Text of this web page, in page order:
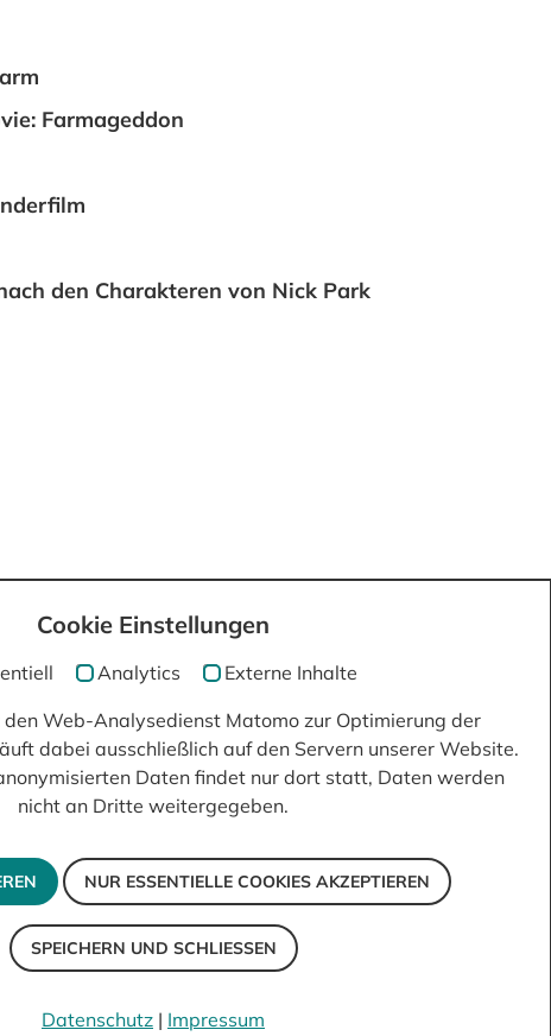
Farmageddon
den Charakteren von Nick Park
Cookie Einstellungen
Analytics Externe Inhalte
Web-Analysedienst Matomo zur Optimierung der
dabei ausschließlich auf den Servern unserer Website.
Daten findet nur dort statt, Daten werden
nicht an Dritte weitergegeben.
NUR ESSENTIELLE COOKIES AKZEPTIEREN
SPEICHERN UND SCHLIESSEN
Datenschutz | Impressum